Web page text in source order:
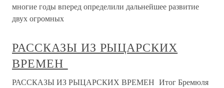
многие годы вперед определили дальнейшее развитие
двух огромных
РАССКАЗЫ ИЗ РЫЦАРСКИХ
ВРЕМЕН
РАССКАЗЫ ИЗ РЫЦАРСКИХ ВРЕМЕН Итог Бремюля